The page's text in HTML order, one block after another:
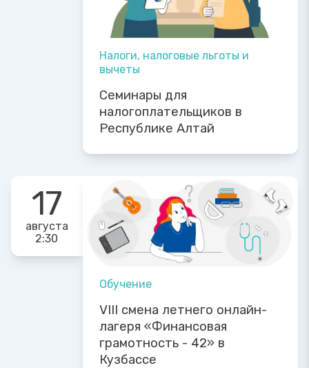
Налоги, налоговые льготы и
вычеты
Семинары для
налогоплательщиков в
Республике Алтай
17
августа
2:30
Обучение
VIII смена летнего онлайн-
лагеря «Финансовая
грамотность - 42» в
Кузбассе